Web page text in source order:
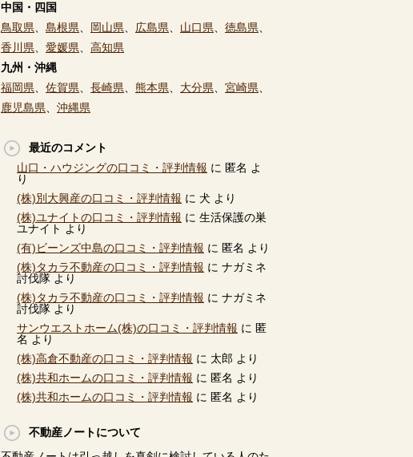
中国・四国
鳥取県
島根県 岡山県 広島県 山口県 徳島県
香川県
愛媛県
高知県
九州・沖縄
福岡県
佐賀県 長崎県 熊本県 大分県 宮崎県
鹿児島県
沖縄県
最近のコメント
山口・ハウジングの口コミ・評判情報 に 匿名 よ
り
(株)別大興産の口コミ・評判情報 に 犬 より
(株)ユナイトの口コミ・評判情報 に 生活保護の巣
ユナイト より
(有)ビーンズ中島の口コミ・評判情報 に 匿名 より
(株)タカラ不動産の口コミ・評判情報 に ナガミネ
討伐隊 より
(株)タカラ不動産の口コミ・評判情報 に ナガミネ
討伐隊 より
サンウエストホーム(株)の口コミ・評判情報 に 匿
名 より
(株)高倉不動産の口コミ・評判情報 に 太郎 より
(株)共和ホームの口コミ・評判情報 に 匿名 より
(株)共和ホームの口コミ・評判情報 に 匿名 より
不動産ノートについて